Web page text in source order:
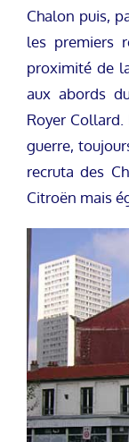
Chalon puis,
les premiers
proximité de
aux abords
Royer Collard.
guerre,
recruta des
Citroën mais